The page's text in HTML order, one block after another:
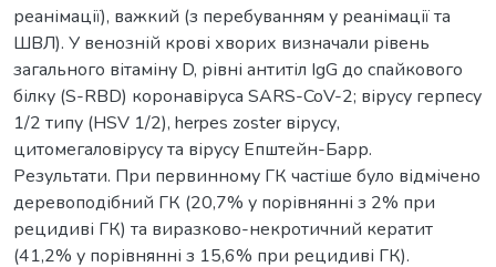
реанімації), важкий (з перебуванням у реанімації та
ШВЛ). У венозній крові хворих визначали рівень
загального вітаміну D, рівні антитіл IgG до спайкового
білку (S-RBD) коронавіруса SARS-CoV-2; вірусу герпесу
1/2 типу (HSV 1/2), herpes zoster вірусу,
цитомегаловірусу та вірусу Епштейн-Барр.
Результати. При первинному ГК частіше було відмічено
деревоподібний ГК (20,7% у порівнянні з 2% при
рецидиві ГК) та виразково-некротичний кератит
(41,2% у порівнянні з 15,6% при рецидиві ГК).